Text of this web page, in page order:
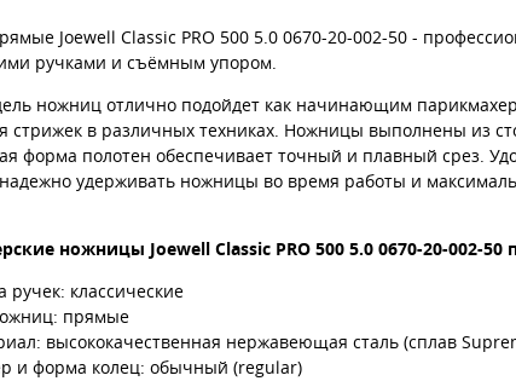
Joewell Classic PRO 500 5.0 0670-20-002-50 -
ручками и съёмным упором.
ножниц отлично подойдет как начинающим
стрижек в различных техниках. Ножницы выполнены из
форма полотен обеспечивает точный и плавный срез.
удерживать ножницы во время работы и
ножницы Joewell Classic PRO 500 5.0 0670-20-002-
ручек: классические
прямые
высококачественная нержавеющая сталь (сплав
и форма колец: обычный (regular)